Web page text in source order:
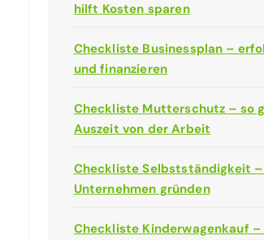
hilft Kosten sparen
Checkliste Businessplan –
und finanzieren
Checkliste Mutterschutz – so
Auszeit von der Arbeit
Checkliste Selbstständigkeit
Unternehmen gründen
Checkliste Kinderwagenkauf –